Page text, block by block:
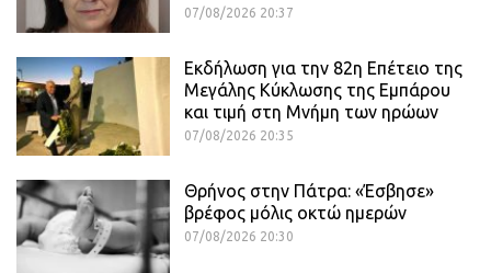
07/08/2026 20:37
Εκδήλωση για την 82η Επέτειο της
Μεγάλης Κύκλωσης της Εμπάρου
και τιμή στη Μνήμη των ηρώων
07/08/2026 20:35
Θρήνος στην Πάτρα: «Έσβησε»
βρέφος μόλις οκτώ ημερών
07/08/2026 20:30